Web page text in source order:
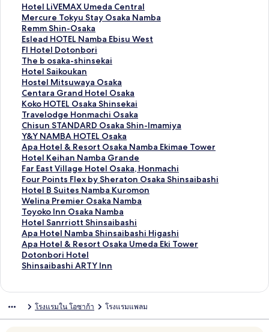
Hotel LiVEMAX Umeda Central
ลิ
ง
ก์
ม
า
ต
ร
ฐ
า
น
สำ
ห
รั
บ
H
o
t
e
l
L
i
V
E
M
A
d
Mercure Tokyu Stay Osaka Namba
ลิ
ง
ก์
ม
า
ต
ร
ฐ
า
น
สำ
ห
รั
บ
M
e
r
c
u
r
e
T
o
k
a
Remm Shin-Osaka
ลิ
ง
ก์
ม
า
ต
ร
ฐ
า
น
สำ
ห
รั
บ
R
e
m
m
S
h
i
n
-
a
Eslead HOTEL Namba Ebisu West
ลิ
ง
ก์
ม
า
ต
ร
ฐ
า
น
สำ
ห
รั
บ
E
s
l
e
a
d
H
O
a
Fl Hotel Dotonbori
ลิ
ง
ก์
ม
า
ต
ร
ฐ
า
น
สำ
ห
รั
บ
F
l
H
o
t
e
l
n
The b osaka-shinsekai
ลิ
ง
ก์
ม
า
ต
ร
ฐ
า
น
สำ
ห
รั
บ
T
h
e
b
o
s
s
Hotel Saikoukan
ลิ
ง
ก์
ม
า
ต
ร
ฐ
า
น
สำ
ห
รั
บ
H
o
t
e
l
o
Hostel Mitsuwaya Osaka
ลิ
ง
ก์
ม
า
ต
ร
ฐ
า
น
สำ
ห
รั
บ
H
o
s
t
t
Centara Grand Hotel Osaka
ลิ
ง
ก์
ม
า
ต
ร
ฐ
า
น
สำ
ห
รั
บ
C
e
n
G
Koko HOTEL Osaka Shinsekai
ลิ
ง
ก์
ม
า
ต
ร
ฐ
า
น
สำ
ห
รั
บ
K
o
O
T
Travelodge Honmachi Osaka
ลิ
ง
ก์
ม
า
ต
ร
ฐ
า
น
สำ
ห
รั
บ
T
l
Chisun STANDARD Osaka Shin-Imamiya
ลิ
ง
ก์
ม
า
ต
ร
ฐ
า
น
สำ
ห
รั
บ
u
Y&Y NAMBA HOTEL Osaka
ลิ
ง
ก์
ม
า
ต
ร
ฐ
า
น
สำ
ห
รั
N
Apa Hotel & Resort Osaka Namba Ekimae Tower
ลิ
ง
ก์
ม
า
ต
ร
ฐ
า
น
สำ
ห
a
Hotel Keihan Namba Grande
ลิ
ง
ก์
ม
า
ต
ร
ฐ
า
น
สำ
o
Far East Village Hotel Osaka, Honmachi
ลิ
ง
ก์
ม
า
ต
ร
ฐ
า
น
F
Four Points Flex by Sheraton Osaka Shinsaibashi
ลิ
ง
ก์
ม
า
ต
ร
ฐ
า
บ
Hotel B Suites Namba Kuromon
ลิ
ง
ก์
ม
า
ต
ร
ฐ
รั
Welina Premier Osaka Namba
ลิ
ง
ก์
ม
า
ต
ร
สำ
ห
Toyoko Inn Osaka Namba
ลิ
ง
ก์
ม
า
ต
สำ
Hotel Sanrriott Shinsaibashi
ลิ
ง
ก์
ม
า
น
Apa Hotel Namba Shinsaibashi Higashi
ลิ
ง
ก์
ม
า
Apa Hotel & Resort Osaka Umeda Eki Tower
ลิ
ง
ก์
ฐ
Dotonbori Hotel
ลิ
ง
ร
Shinsaibashi ARTY Inn
ลิ
ต
โรงแรมใน โอซาก้า โรงแรมแพลม